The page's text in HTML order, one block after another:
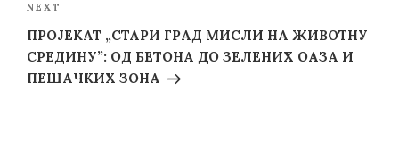
Next
Post
NEXT
ПРОЈЕКАТ „СТАРИ ГРАД МИСЛИ НА ЖИВОТНУ
СРЕДИНУ”: ОД БЕТОНА ДО ЗЕЛЕНИХ ОАЗА И
ПЕШАЧКИХ ЗОНА